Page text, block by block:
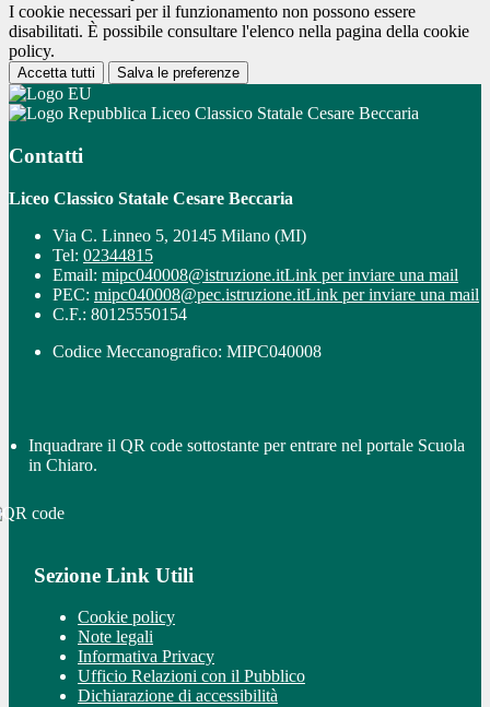
I cookie necessari per il funzionamento non possono essere
disabilitati. È possibile consultare l'elenco nella pagina della cookie
policy.
Accetta tutti Salva le preferenze
Liceo Classico Statale Cesare Beccaria
Contatti
Liceo Classico Statale Cesare Beccaria
Via C. Linneo 5, 20145 Milano (MI)
Tel: 02344815
Email: mipc040008@istruzione.itLink per inviare una mail
PEC: mipc040008@pec.istruzione.itLink per inviare una mail
C.F.: 80125550154
Codice Meccanografico: MIPC040008
Inquadrare il QR code sottostante per entrare nel portale Scuola
in Chiaro.
Sezione Link Utili
Cookie policy
Note legali
Informativa Privacy
Ufficio Relazioni con il Pubblico
Dichiarazione di accessibilità